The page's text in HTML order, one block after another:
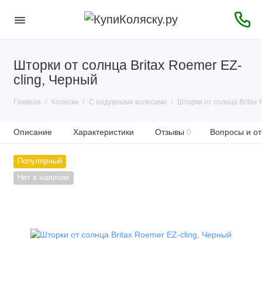
Шторки от солнца Britax Roemer EZ-
cling, Черный
Главная Коляски С надувными колесами Шторки от солнца Britax
Описание Характеристики Отзывы 0 Вопросы и
Популярный
Нет в наличии